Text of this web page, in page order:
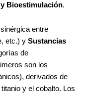
Bioestimulación.
entre
etc.) y Sustancias
de
son los
derivados de
y el cobalto. Los